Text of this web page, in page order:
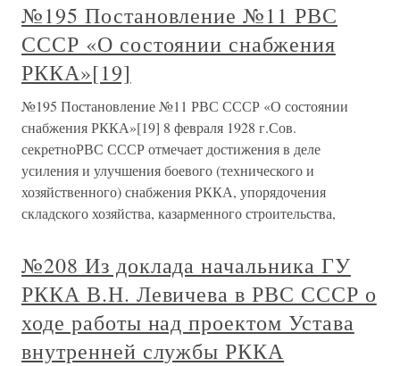
№195 Постановление №11 РВС
СССР «О состоянии снабжения
РККА»[19]
№195 Постановление №11 РВС СССР «О состоянии
снабжения РККА»[19] 8 февраля 1928 г.Сов.
секретноРВС СССР отмечает достижения в деле
усиления и улучшения боевого (технического и
хозяйственного) снабжения РККА, упорядочения
складского хозяйства, казарменного строительства,
№208 Из доклада начальника ГУ
РККА В.Н. Левичева в РВС СССР о
ходе работы над проектом Устава
внутренней службы РККА